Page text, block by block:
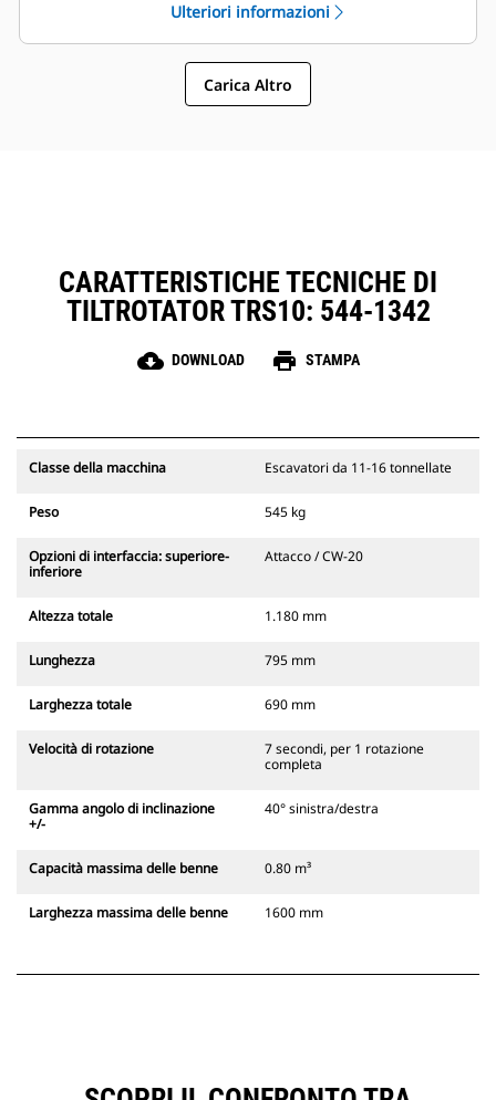
Il sistema di lubrificazione ha un
punto di ingrassaggio, collegabile
all'ingrassaggio della macchina
Il sistema di controllo innovativo
dispone di quattro impostazioni
Ulteriori informazioni
Carica Altro
CARATTERISTICHE TECNICHE DI
TILTROTATOR TRS10: 544-1342
cloud_download DOWNLOAD print STAMPA
Classe della macchina Escavatori da 11-16 tonnellate
Peso 545 kg
Opzioni di interfaccia: superiore-
inferiore
Attacco / CW-20
Altezza totale 1.180 mm
Lunghezza 795 mm
Larghezza totale 690 mm
Velocità di rotazione
7 secondi, per 1 rotazione
completa
Gamma angolo di inclinazione
+/-
40° sinistra/destra
Capacità massima delle benne 0.80 m³
Larghezza massima delle benne 1600 mm